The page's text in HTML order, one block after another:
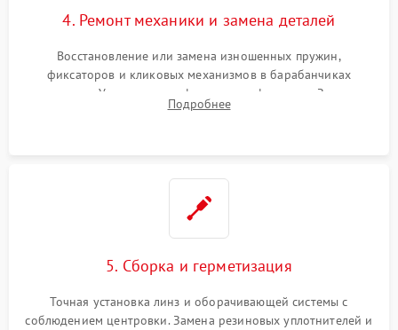
4. Ремонт механики и замена деталей
Восстановление или замена изношенных пружин,
фиксаторов и кликовых механизмов в барабанчиках
поправок. Устранение люфтов в трансфокаторе. Замена
поврежденных линз, разбитой сетки или восстановление
Подробнее
5. Сборка и герметизация
Точная установка линз и оборачивающей системы с
соблюдением центровки. Замена резиновых уплотнителей и